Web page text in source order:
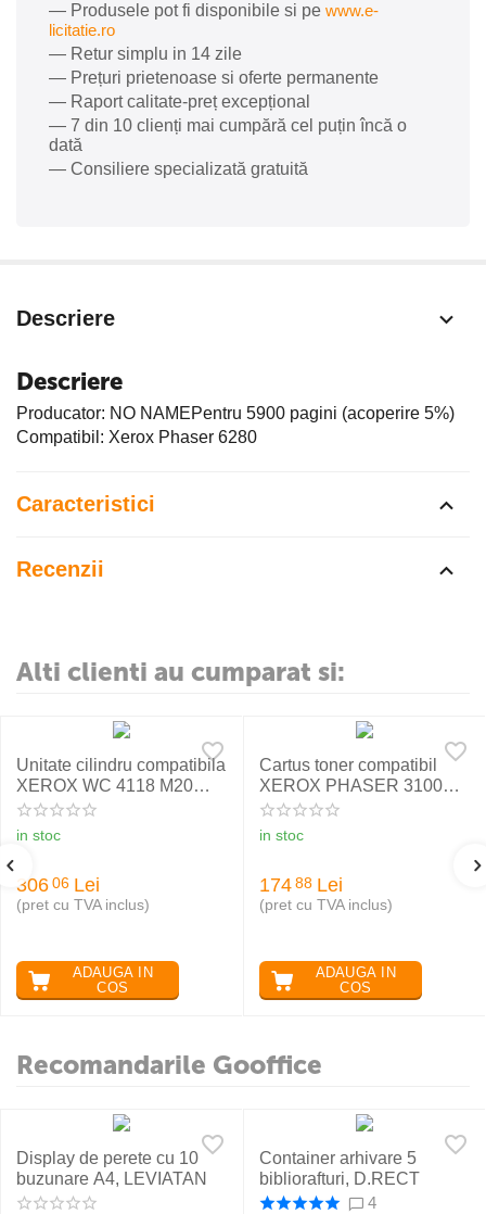
— Produsele pot fi disponibile si pe www.e-
licitatie.ro
— Retur simplu in 14 zile
— Prețuri prietenoase si oferte permanente
— Raport calitate-preț excepțional
— 7 din 10 clienți mai cumpără cel puțin încă o
dată
— Consiliere specializată gratuită
Descriere
Descriere
Producator: NO NAMEPentru 5900 pagini (acoperire 5%)
Compatibil: Xerox Phaser 6280
Caracteristici
Recenzii
Alti clienti au cumparat si:
Unitate cilindru compatibila
XEROX WC 4118 M20
113R00671
in stoc
306 06 Lei
(pret cu TVA inclus)
ADAUGA IN
COS
Cartus toner compatibil
XEROX PHASER 3100
106R01379, RETECH
in stoc
174 88 Lei
(pret cu TVA inclus)
ADAUGA IN
COS
Recomandarile Gooffice
Display de perete cu 10
buzunare A4, LEVIATAN
Container arhivare 5
bibliorafturi, D.RECT
4